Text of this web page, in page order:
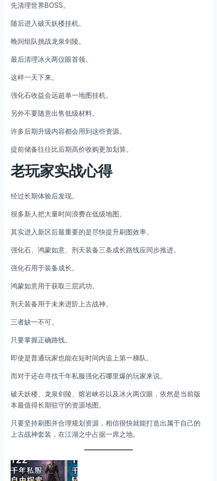
先清理世界BOSS。
随后进入破天妖楼挂机。
晚间组队挑战龙泉剑陵。
最后清理冰火两仪眼首领。
这样一天下来。
强化石收益会远超单一地图挂机。
另外不要随意出售低级材料。
许多后期升级内容都会用到这些资源。
提前储备往往比后期高价收购更加划算。
老玩家实战心得
经过长期体验后发现。
很多新人把大量时间浪费在低级地图。
其实进入新区后最重要的是尽快提升刷图效率。
强化石、鸿蒙如意、刑天装备三条成长路线应同步推进。
强化石用于装备成长。
鸿蒙如意用于获取三层武功。
刑天装备用于未来进阶上古战神。
三者缺一不可。
只要掌握正确路线。
即使是普通玩家也能在短时间内追上第一梯队。
而对于还在寻找千年私服强化石哪里爆的玩家来说。
破天妖楼、龙泉剑陵、熔岩峡谷以及冰火两仪眼，依然是当前版
本最值得长期驻守的资源地图。
只要坚持刷图并合理规划资源，相信很快就能打造出属于自己的
上古战神套装，在江湖之中占据一席之地。